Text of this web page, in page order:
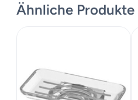
Montageanleitung
Ähnliche Produkte